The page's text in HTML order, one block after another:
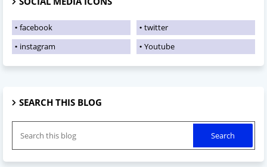
facebook
twitter
instagram
Youtube
SEARCH THIS BLOG